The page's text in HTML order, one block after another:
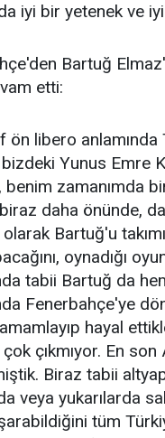
iyi bir yetenek ve
Bartuğ
etti:
ön libero
Yunus Emre
benim zamanımda
biraz daha önünde,
Bartuğ'u
oynadığı
tabii Bartuğ da
Fenerbahçe'ye
hayal
çıkmıyor. En
Biraz tabii
veya yukarılarda
tüm